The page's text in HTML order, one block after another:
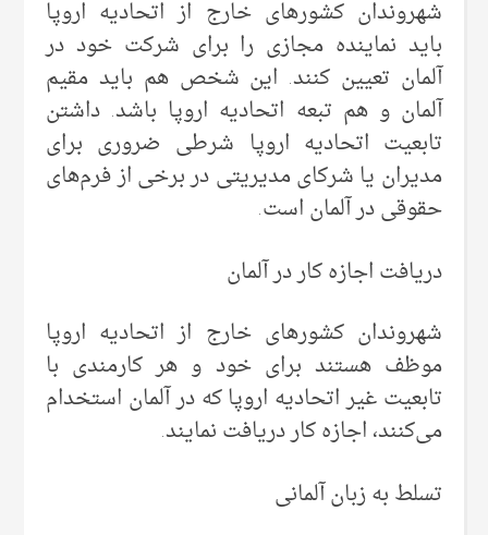
شهروندان کشورهای خارج از اتحادیه اروپا
باید نماینده مجازی را برای شرکت خود در
آلمان تعیین کنند. این شخص هم باید مقیم
آلمان و هم تبعه اتحادیه اروپا باشد. داشتن
تابعیت اتحادیه اروپا شرطی ضروری برای
مدیران یا شرکای مدیریتی در برخی از فرم‌های
حقوقی در آلمان است.
دریافت اجازه کار در آلمان
شهروندان کشورهای خارج از اتحادیه اروپا
موظف هستند برای خود و هر کارمندی با
تابعیت غیر اتحادیه اروپا که در آلمان استخدام
می‌کنند، اجازه کار دریافت نمایند.
تسلط به زبان آلمانی